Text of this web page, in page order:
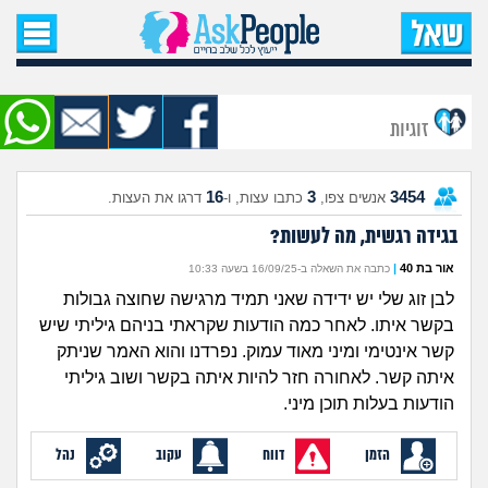
עמוד הבית
שאל שאלה
שאלות חדשות
שאלות שעוררו עניין
עצות חדשות
מה קורה כאן?
מתחם הטיפים
מדורים
זוגיות
3454 אנשים צפו, 3 כתבו עצות, ו-16 דרגו את העצות.
בגידה רגשית, מה לעשות?
אור בת 40 | כתבה את השאלה ב-16/09/25 בשעה 10:33
לבן זוג שלי יש ידידה שאני תמיד מרגישה שחוצה גבולות
בקשר איתו. לאחר כמה הודעות שקראתי בניהם גיליתי שיש
קשר אינטימי ומיני מאוד עמוק. נפרדנו והוא האמר שניתק
איתה קשר. לאחורה חזר להיות איתה בקשר ושוב גיליתי
הודעות בעלות תוכן מיני.
הזמן דווח עקוב נהל